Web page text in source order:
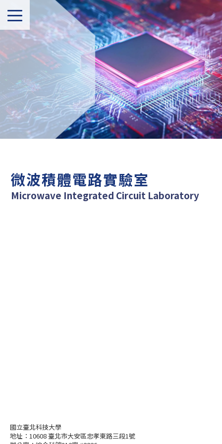
微波積體電路實驗室
Microwave Integrated Circuit Laboratory
國立臺北科技大學
地址：10608 臺北市大安區忠孝東路三段1號